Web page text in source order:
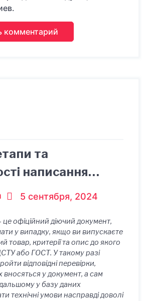
та
написання
умов на
5 сентября, 2024
це офіційний діючий документ,
у випадку, якщо ви випускаєте
товар, критерії та опис до якого
або ГОСТ. У такому разі
відповідні перевірки,
вносяться у документ, а сам
у базу даних
технічні умови насправді доволі